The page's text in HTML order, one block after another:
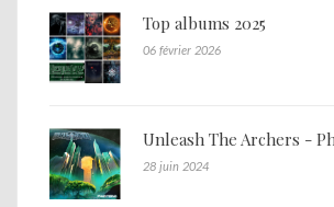
Top albums 2025
06 février 2026
Unleash The Archers -
28 juin 2024